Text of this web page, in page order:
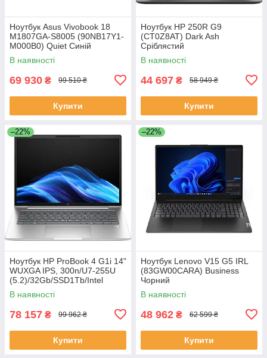
Ноутбук Asus Vivobook 18
M1807GA-S8005 (90NB17Y1-
M000B0) Quiet Синій
В наявності
69 930 ₴ 99 510 ₴
Купити
Ноутбук HP 250R G9
(CT0Z8AT) Dark Ash
Сріблястий
В наявності
44 697 ₴ 58 949 ₴
Купити
–22%
Ноутбук HP ProBook 4 G1i 14"
WUXGA IPS, 300n/U7-255U
(5.2)/32Gb/SSD1Tb/Intel
Graphics/FPS/Підсв/DOS
В наявності
78 157 ₴ 99 962 ₴
Купити
–22%
Ноутбук Lenovo V15 G5 IRL
(83GW00CARA) Business
Чорний
В наявності
48 962 ₴ 62 599 ₴
Купити